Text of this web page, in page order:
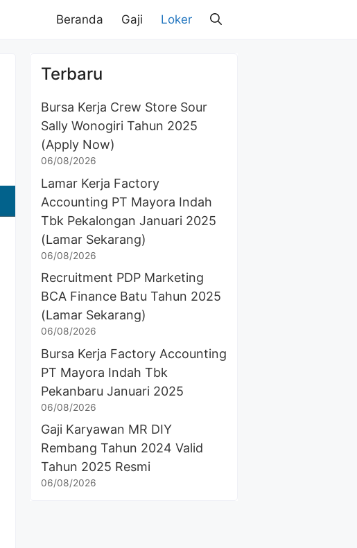
Beranda Gaji Loker
Terbaru
Bursa Kerja Crew Store Sour
Sally Wonogiri Tahun 2025
(Apply Now)
06/08/2026
Lamar Kerja Factory
Accounting PT Mayora Indah
Tbk Pekalongan Januari 2025
(Lamar Sekarang)
06/08/2026
Recruitment PDP Marketing
BCA Finance Batu Tahun 2025
(Lamar Sekarang)
06/08/2026
Bursa Kerja Factory Accounting
PT Mayora Indah Tbk
Pekanbaru Januari 2025
06/08/2026
Gaji Karyawan MR DIY
Rembang Tahun 2024 Valid
Tahun 2025 Resmi
06/08/2026